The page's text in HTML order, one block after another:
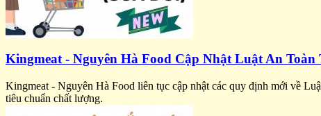
Kingmeat - Nguyên Hà Food Cập Nhật Luật An Toàn
Kingmeat - Nguyên Hà Food liên tục cập nhật các quy định mới về
tiêu chuẩn chất lượng.